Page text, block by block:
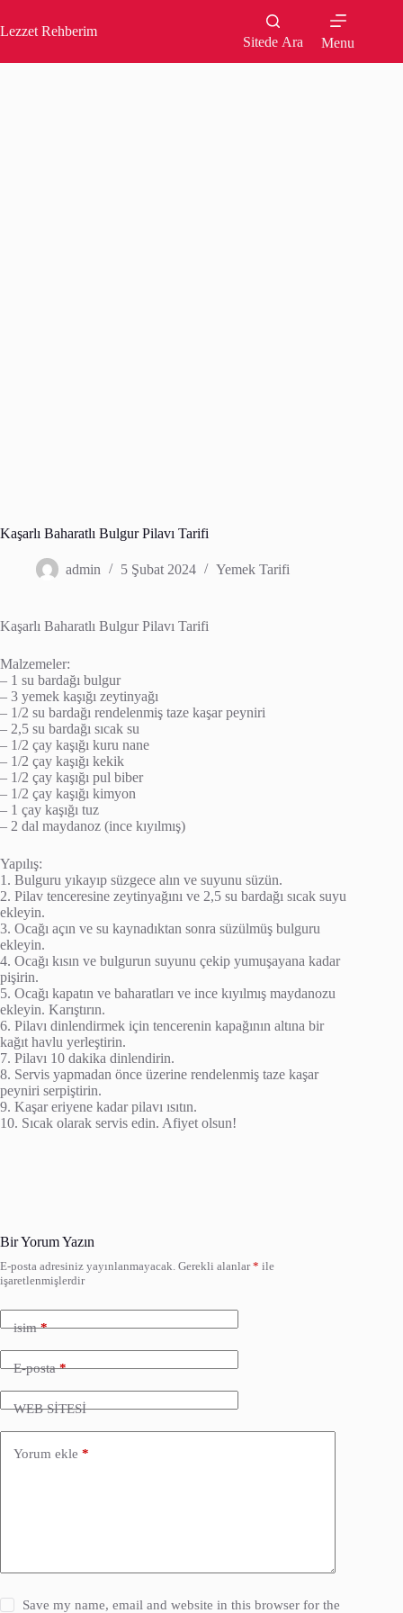
to
content
Lezzet Rehberim
Sitede Ara Menu
Kaşarlı Baharatlı Bulgur Pilavı Tarifi
admin 5 Şubat 2024 Yemek Tarifi
Kaşarlı Baharatlı Bulgur Pilavı Tarifi
Malzemeler:
– 1 su bardağı bulgur
– 3 yemek kaşığı zeytinyağı
– 1/2 su bardağı rendelenmiş taze kaşar peyniri
– 2,5 su bardağı sıcak su
– 1/2 çay kaşığı kuru nane
– 1/2 çay kaşığı kekik
– 1/2 çay kaşığı pul biber
– 1/2 çay kaşığı kimyon
– 1 çay kaşığı tuz
– 2 dal maydanoz (ince kıyılmış)
Yapılış:
1. Bulguru yıkayıp süzgece alın ve suyunu süzün.
2. Pilav tenceresine zeytinyağını ve 2,5 su bardağı sıcak suyu
ekleyin.
3. Ocağı açın ve su kaynadıktan sonra süzülmüş bulguru
ekleyin.
4. Ocağı kısın ve bulgurun suyunu çekip yumuşayana kadar
pişirin.
5. Ocağı kapatın ve baharatları ve ince kıyılmış maydanozu
ekleyin. Karıştırın.
6. Pilavı dinlendirmek için tencerenin kapağının altına bir
kağıt havlu yerleştirin.
7. Pilavı 10 dakika dinlendirin.
8. Servis yapmadan önce üzerine rendelenmiş taze kaşar
peyniri serpiştirin.
9. Kaşar eriyene kadar pilavı ısıtın.
10. Sıcak olarak servis edin. Afiyet olsun!
Bir Yorum Yazın
E-posta adresiniz yayınlanmayacak. Gerekli alanlar* ile
işaretlenmişlerdir
isim*
E-posta*
WEB SİTESİ
Yorum ekle *
Save my name, email and website in this browser for the